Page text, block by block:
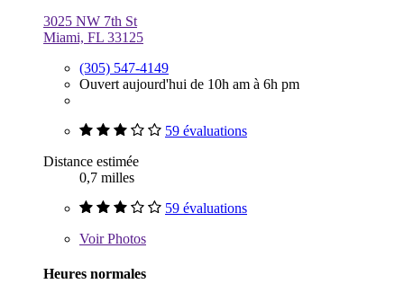
3025 NW 7th St
Miami, FL 33125
(305) 547-4149
Ouvert aujourd'hui de 10h am à 6h pm
59 évaluations
Distance estimée
0,7 milles
59 évaluations
VoirPhotos
Heures normales